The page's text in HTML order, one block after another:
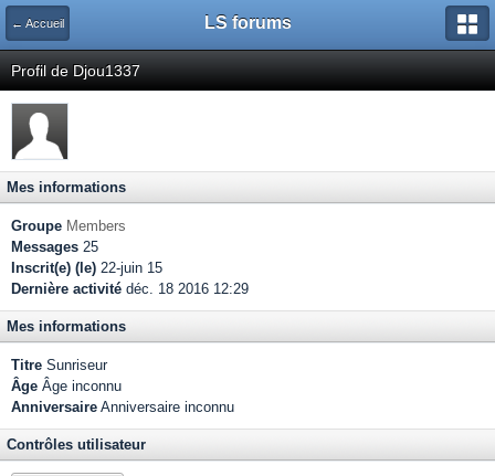
← Accueil LS forums
Profil de Djou1337
Mes informations
Groupe Members
Messages 25
Inscrit(e) (le) 22-juin 15
Dernière activité déc. 18 2016 12:29
Mes informations
Titre Sunriseur
Âge Âge inconnu
Anniversaire Anniversaire inconnu
Contrôles utilisateur